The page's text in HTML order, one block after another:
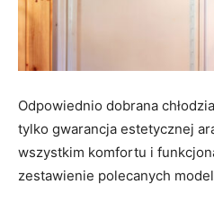
Odpowiednio dobrana
tylko gwarancja estetycznej
wszystkim komfortu i
zestawienie polecanych